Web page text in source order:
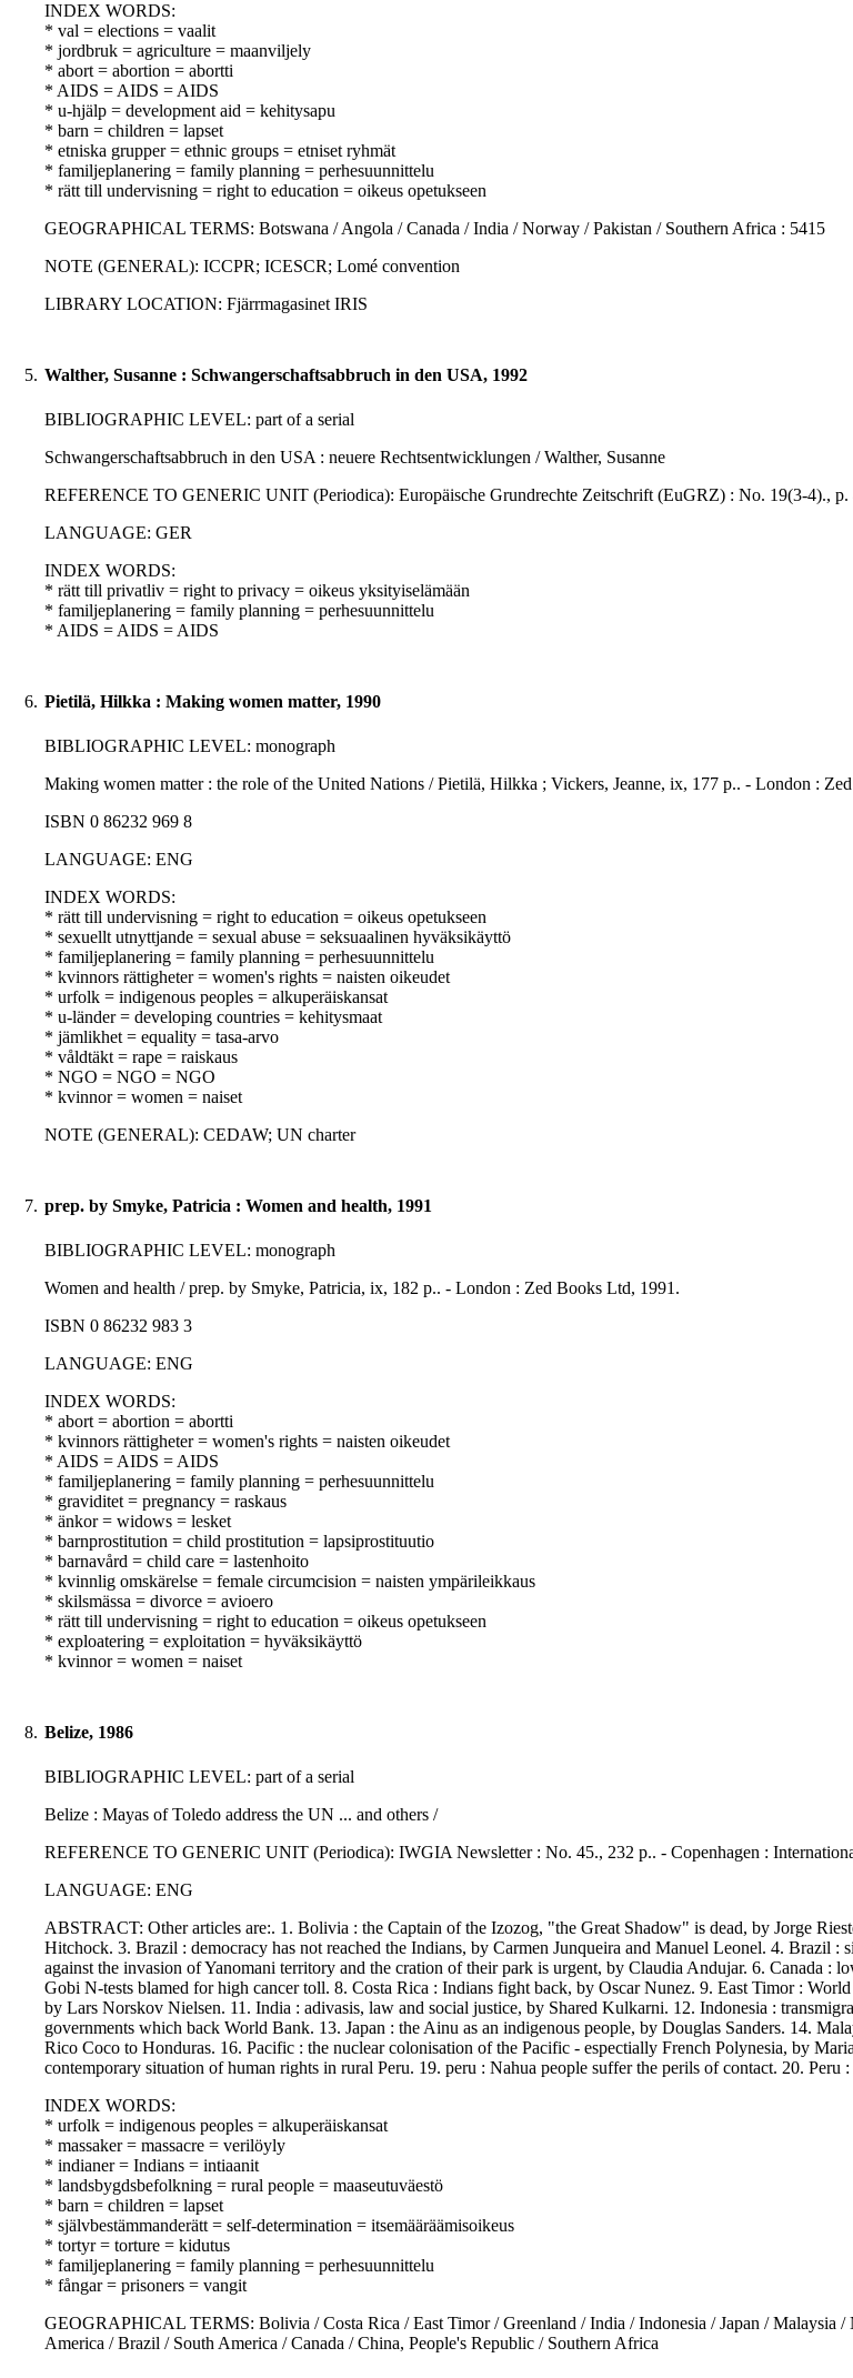
INDEX WORDS:
* val = elections = vaalit
* jordbruk = agriculture = maanviljely
* abort = abortion = abortti
* AIDS = AIDS = AIDS
* u-hjälp = development aid = kehitysapu
* barn = children = lapset
* etniska grupper = ethnic groups = etniset ryhmät
* familjeplanering = family planning = perhesuunnittelu
* rätt till undervisning = right to education = oikeus opetukseen
GEOGRAPHICAL TERMS: Botswana / Angola / Canada / India / Norway / Pakistan / Southern Africa : 5415
NOTE (GENERAL): ICCPR; ICESCR; Lomé convention
LIBRARY LOCATION: Fjärrmagasinet IRIS
5. Walther, Susanne : Schwangerschaftsabbruch in den USA, 1992
BIBLIOGRAPHIC LEVEL: part of a serial
Schwangerschaftsabbruch in den USA : neuere Rechtsentwicklungen / Walther, Susanne
REFERENCE TO GENERIC UNIT (Periodica): Europäische Grundrechte Zeitschrift (EuGRZ) : No. 19(3-4).,
LANGUAGE: GER
INDEX WORDS:
* rätt till privatliv = right to privacy = oikeus yksityiselämään
* familjeplanering = family planning = perhesuunnittelu
* AIDS = AIDS = AIDS
6. Pietilä, Hilkka : Making women matter, 1990
BIBLIOGRAPHIC LEVEL: monograph
Making women matter : the role of the United Nations / Pietilä, Hilkka ; Vickers, Jeanne, ix, 177 p.. - London :
ISBN 0 86232 969 8
LANGUAGE: ENG
INDEX WORDS:
* rätt till undervisning = right to education = oikeus opetukseen
* sexuellt utnyttjande = sexual abuse = seksuaalinen hyväksikäyttö
* familjeplanering = family planning = perhesuunnittelu
* kvinnors rättigheter = women's rights = naisten oikeudet
* urfolk = indigenous peoples = alkuperäiskansat
* u-länder = developing countries = kehitysmaat
* jämlikhet = equality = tasa-arvo
* våldtäkt = rape = raiskaus
* NGO = NGO = NGO
* kvinnor = women = naiset
NOTE (GENERAL): CEDAW; UN charter
7. prep. by Smyke, Patricia : Women and health, 1991
BIBLIOGRAPHIC LEVEL: monograph
Women and health / prep. by Smyke, Patricia, ix, 182 p.. - London : Zed Books Ltd, 1991.
ISBN 0 86232 983 3
LANGUAGE: ENG
INDEX WORDS:
* abort = abortion = abortti
* kvinnors rättigheter = women's rights = naisten oikeudet
* AIDS = AIDS = AIDS
* familjeplanering = family planning = perhesuunnittelu
* graviditet = pregnancy = raskaus
* änkor = widows = lesket
* barnprostitution = child prostitution = lapsiprostituutio
* barnavård = child care = lastenhoito
* kvinnlig omskärelse = female circumcision = naisten ympärileikkaus
* skilsmässa = divorce = avioero
* rätt till undervisning = right to education = oikeus opetukseen
* exploatering = exploitation = hyväksikäyttö
* kvinnor = women = naiset
8. Belize, 1986
BIBLIOGRAPHIC LEVEL: part of a serial
Belize : Mayas of Toledo address the UN ... and others /
REFERENCE TO GENERIC UNIT (Periodica): IWGIA Newsletter : No. 45., 232 p.. - Copenhagen :
LANGUAGE: ENG
ABSTRACT: Other articles are:. 1. Bolivia : the Captain of the Izozog, "the Great Shadow" is dead, by Jorge
Hitchock. 3. Brazil : democracy has not reached the Indians, by Carmen Junqueira and Manuel Leonel. 4.
against the invasion of Yanomani territory and the cration of their park is urgent, by Claudia Andujar. 6. Canada
Gobi N-tests blamed for high cancer toll. 8. Costa Rica : Indians fight back, by Oscar Nunez. 9. East Timor :
by Lars Norskov Nielsen. 11. India : adivasis, law and social justice, by Shared Kulkarni. 12. Indonesia :
governments which back World Bank. 13. Japan : the Ainu as an indigenous people, by Douglas Sanders. 14.
Rico Coco to Honduras. 16. Pacific : the nuclear colonisation of the Pacific - espectially French Polynesia, by
contemporary situation of human rights in rural Peru. 19. peru : Nahua people suffer the perils of contact. 20.
INDEX WORDS:
* urfolk = indigenous peoples = alkuperäiskansat
* massaker = massacre = verilöyly
* indianer = Indians = intiaanit
* landsbygdsbefolkning = rural people = maaseutuväestö
* barn = children = lapset
* självbestämmanderätt = self-determination = itsemääräämisoikeus
* tortyr = torture = kidutus
* familjeplanering = family planning = perhesuunnittelu
* fångar = prisoners = vangit
GEOGRAPHICAL TERMS: Bolivia / Costa Rica / East Timor / Greenland / India / Indonesia / Japan / Malaysia
America / Brazil / South America / Canada / China, People's Republic / Southern Africa